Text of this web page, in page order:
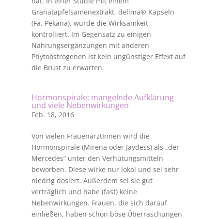
Granatapfelsamenextrakt, delima® Kapseln
(Fa. Pekana), wurde die Wirksamkeit
kontrolliert. Im Gegensatz zu einigen
Nahrungsergänzungen mit anderen
Phytoöstrogenen ist kein ungünstiger Effekt auf
die Brust zu erwarten.
Hormonspirale: mangelnde Aufklärung
und viele Nebenwirkungen
Feb. 18, 2016
Von vielen FrauenärztInnen wird die
Hormonspirale (Mirena oder Jaydess) als „der
Mercedes“ unter den Verhütungsmitteln
beworben. Diese wirke nur lokal und sei sehr
niedrig dosiert. Außerdem sei sie gut
verträglich und habe (fast) keine
Nebenwirkungen. Frauen, die sich darauf
einließen, haben schon böse Überraschungen